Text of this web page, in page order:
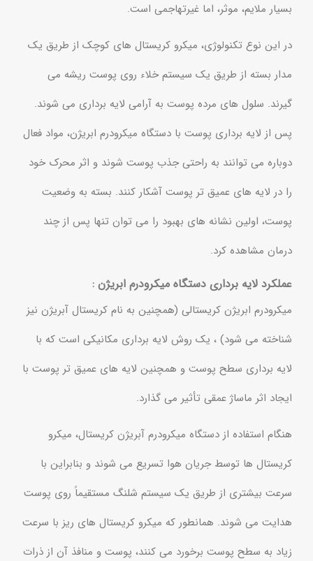
بسیار ملایم، موثر، اما غیرتهاجمی است.
در این نوع تکنولوژی، میکرو کریستال های کوچک از طریق یک
مدار بسته از طریق یک سیستم خلاء روی پوست ریشه می
گیرند. سلول های مرده پوست به آرامی لایه برداری می شوند.
پس از لایه برداری پوست با دستگاه میکرودرم ابریژن، مواد فعال
دوباره می توانند به راحتی جذب پوست شوند و اثر محرک خود
را در لایه های عمیق تر پوست آشکار کنند. بسته به وضعیت
پوست، اولین نشانه های بهبود را می توان تنها پس از چند
درمان مشاهده کرد.
عملکرد لایه برداری دستگاه میکرودرم ابریژن :
میکرودرم ابریژن کریستالی (همچنین به نام کریستال آبریژن نیز
شناخته می شود) ، یک روش لایه برداری مکانیکی است که با
لایه برداری سطح پوست و همچنین لایه های عمیق تر پوست با
ایجاد اثر ماساژ عمقی تأثیر می گذارد.
هنگام استفاده از دستگاه میکرودرم آبریژن کریستال، میکرو
کریستال ها توسط جریان هوا تسریع می شوند و بنابراین با
سرعت بیشتری از طریق یک سیستم شلنگ مستقیماً روی پوست
هدایت می شوند. همانطور که میکرو کریستال های ریز با سرعت
زیاد به سطح پوست برخورد می کنند، پوست و منافذ آن از ذرات